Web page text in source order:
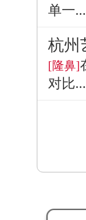
单一...
杭州
[隆鼻]
对比...